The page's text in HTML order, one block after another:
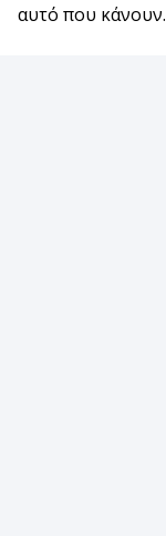
αυτό που κάνουν.